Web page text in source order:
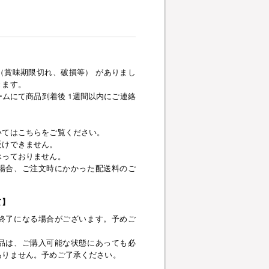
味期限切れ、破損等） がありまし
す。
にて商品到着後 1週間以内にご連絡
はこちらをご覧ください。
できません。
ておりません。
合、ご注文時にかかった配送料のご
了になる場合がございます。予めご
は、ご購入可能な状態にあっても必
ません。予めご了承ください。